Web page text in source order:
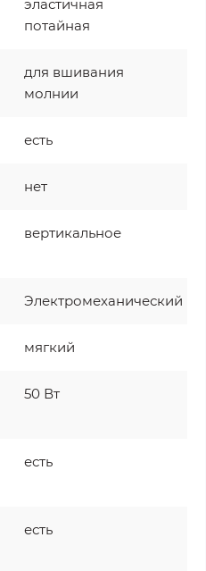
эластичная
потайная
для вшивания
молнии
есть
нет
вертикальное
Электромеханический
мягкий
50 Вт
есть
есть